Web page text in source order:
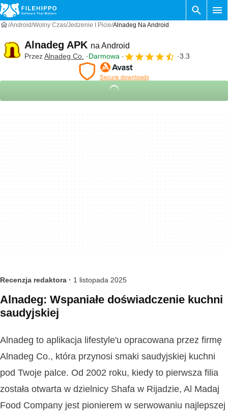
Android Wolny Czas Jedzenie I Picie Alnadeg Na Android
Alnadeg APK na Android
PrzezAlnadeg Co. Darmowa 3.3
Recenzja redaktora · 1 listopada 2025
Alnadeg: Wspaniałe doświadczenie kuchni
saudyjskiej
Alnadeg to aplikacja lifestyle'u opracowana przez firmę
Alnadeg Co., która przynosi smaki saudyjskiej kuchni
pod Twoje palce. Od 2002 roku, kiedy to pierwsza filia
została otwarta w dzielnicy Shafa w Rijadzie, Al Madaj
Food Company jest pionierem w serwowaniu najlepszej